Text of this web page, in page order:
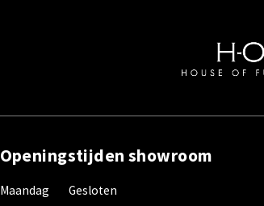
Openingstijden showroom
Maandag
Gesloten